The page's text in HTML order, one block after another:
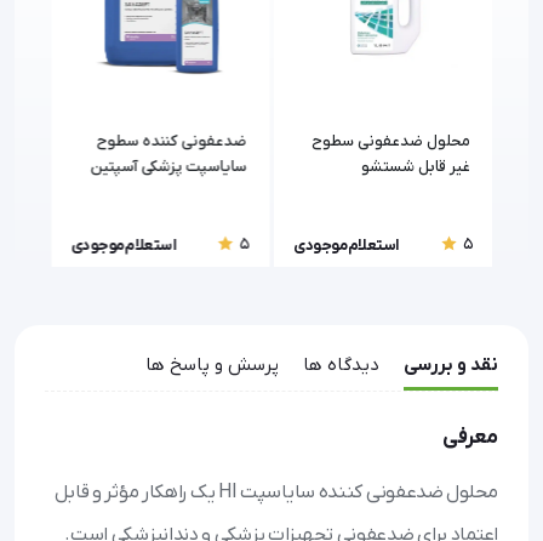
محلول ضدعفونی سطوح
غیر قابل شستشو
5
استعلام موجودی
ضدعفونی کننده سطوح
سایاسپت پزشکی آسپتین
5 استعلام موجودی
نقد و بررسی دیدگاه ها پرسش و پاسخ ها
معرفی
محلول ضدعفونی کننده سایاسپت HI یک راهکار مؤثر و قابل
اعتماد برای ضدعفونی تجهیزات پزشکی و دندانپزشکی است.